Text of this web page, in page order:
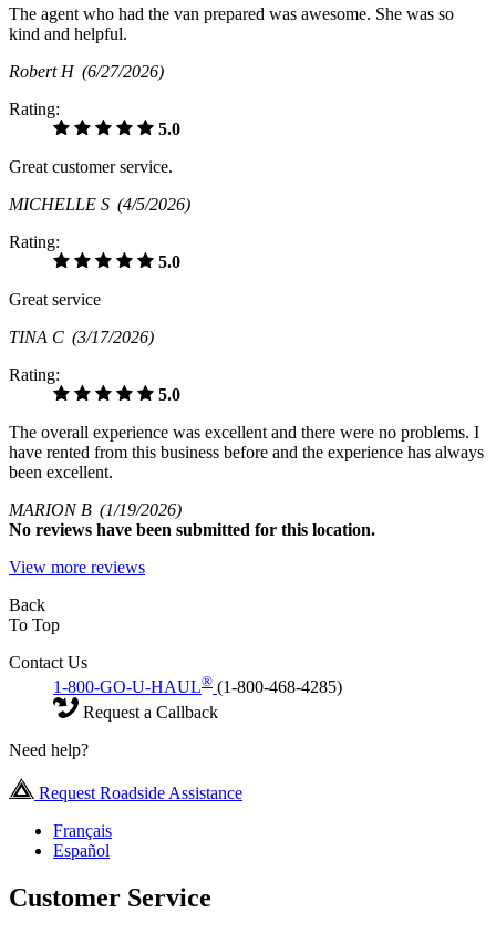
The agent who had the van prepared was awesome. She was so
kind and helpful.
Robert H (6/27/2026)
Rating:
5.0
Great customer service.
MICHELLE S (4/5/2026)
Rating:
5.0
Great service
TINA C (3/17/2026)
Rating:
5.0
The overall experience was excellent and there were no problems. I
have rented from this business before and the experience has always
been excellent.
MARION B (1/19/2026)
No reviews have been submitted for this location.
View more reviews
Back
To Top
Contact Us
1-800-GO-U-HAUL® (1-800-468-4285)
Request a Callback
Need help?
Request Roadside Assistance
Français
Español
Customer Service